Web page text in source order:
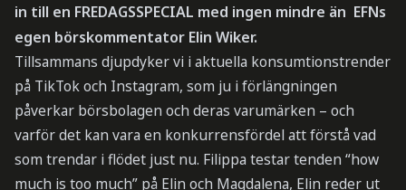
in till en FREDAGSSPECIAL med ingen mindre än EFNs
egen börskommentator Elin Wiker.
Tillsammans djupdyker vi i aktuella konsumtionstrender
på TikTok och Instagram, som ju i förlängningen
påverkar börsbolagen och deras varumärken – och
varför det kan vara en konkurrensfördel att förstå vad
som trendar i flödet just nu. Filippa testar tenden “how
much is too much” på Elin och Magdalena, Elin reder ut